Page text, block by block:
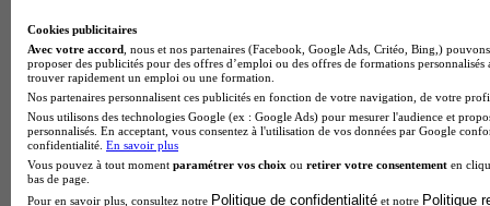
BTS Sio en alternance
MSc Marketing Digital en alternance
BTS Gpme en alternance
Cap Electricien en alternance
BTS Gpn en alternance
BTS Domotique en alternance
BAC Pro Agora en alternance
BTS Sta en alternance
BTS Iris en alternance
Cookies publicitaires
Avec votre accord , nous et nos partenaires (Facebook, Google Ads, Critéo, Bing,)
proposer des publicités pour des offres d’emploi ou des offres de formations
trouver rapidement un emploi ou une formation.
Nos partenaires personnalisent ces publicités en fonction de votre navigation, de votre
Nous utilisons des technologies Google (ex : Google Ads) pour mesurer l'audience et
personnalisés. En acceptant, vous consentez à l'utilisation de vos données par Google
confidentialité. En savoir plus
Vous pouvez à tout moment paramétrer vos choix ou retirer votre consentement en
bas de page.
Pour en savoir plus, consultez notre Politique de confidentialité et notre Politique